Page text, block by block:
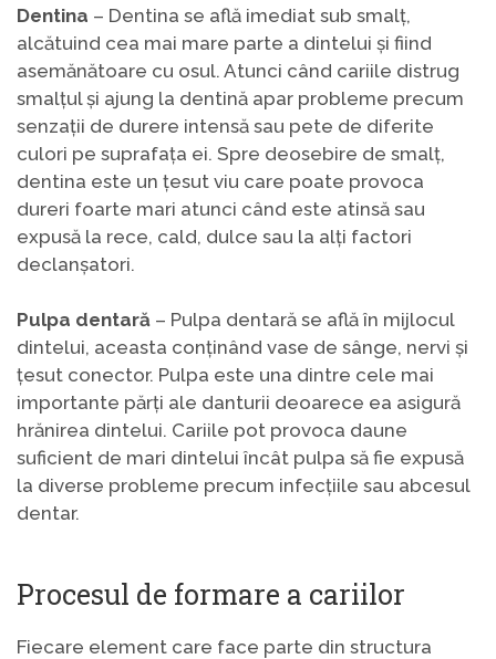
Dentina – Dentina se află imediat sub smalț,
alcătuind cea mai mare parte a dintelui și fiind
asemănătoare cu osul. Atunci când cariile distrug
smalțul și ajung la dentină apar probleme precum
senzații de durere intensă sau pete de diferite
culori pe suprafața ei. Spre deosebire de smalț,
dentina este un țesut viu care poate provoca
dureri foarte mari atunci când este atinsă sau
expusă la rece, cald, dulce sau la alți factori
declanșatori.
Pulpa dentară – Pulpa dentară se află în mijlocul
dintelui, aceasta conținând vase de sânge, nervi și
țesut conector. Pulpa este una dintre cele mai
importante părți ale danturii deoarece ea asigură
hrănirea dintelui. Cariile pot provoca daune
suficient de mari dintelui încât pulpa să fie expusă
la diverse probleme precum infecțiile sau abcesul
dentar.
Procesul de formare a cariilor
Fiecare element care face parte din structura